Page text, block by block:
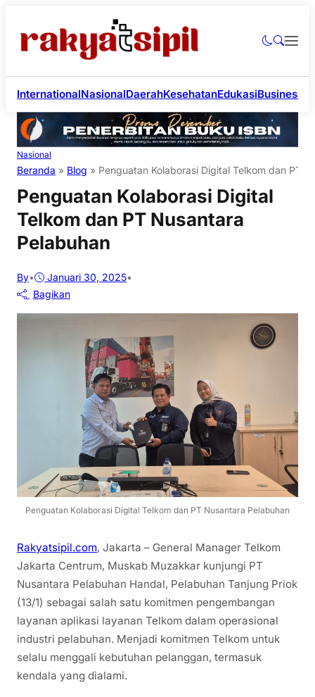
InternationalNasionalDaerahKesehatanEdukasiBusiness
Nasional
Beranda » Blog » Penguatan Kolaborasi Digital Telkom dan PT
Penguatan Kolaborasi Digital
Telkom dan PT Nusantara
Pelabuhan
By• Januari 30, 2025•
Bagikan
Penguatan Kolaborasi Digital Telkom dan PT Nusantara Pelabuhan
Rakyatsipil.com, Jakarta – General Manager Telkom
Jakarta Centrum, Muskab Muzakkar kunjungi PT
Nusantara Pelabuhan Handal, Pelabuhan Tanjung Priok
(13/1) sebagai salah satu komitmen pengembangan
layanan aplikasi layanan Telkom dalam operasional
industri pelabuhan. Menjadi komitmen Telkom untuk
selalu menggali kebutuhan pelanggan, termasuk
kendala yang dialami.